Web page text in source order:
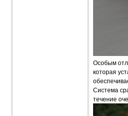
Особым
которая
Система
течение